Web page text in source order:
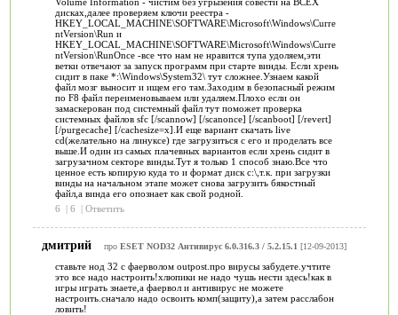
дисках,далее проверяем ключи реестра -
HKEY_LOCAL_MACHINE\SOFTWARE\Microsoft\Windows\Curre
ntVersion\Run и
HKEY_LOCAL_MACHINE\SOFTWARE\Microsoft\Windows\Curre
ntVersion\RunOnce -все что нам не нравится тупа удоляем,эти
ветки отвечают за запуск программ при старте винды. Если хрень
сидит в паке *:\Windows\System32\ тут сложнее.Узнаем какой
файл мозг выносит и ищем его там.Заходим в безопасный режим
по F8 файл переименовываем или удаляем.Плохо если он
замаскерован под системный файл тут поможет проверка
системных файлов sfc [/scannow] [/scanonce] [/scanboot] [/revert]
[/purgecache] [/cachesize=x].И еще вариант скачать live
cd(желательно на линуксе) где загрузиться с его и проделать все
выше.И один из самых плачевных вариантов если хрень сидит в
загрузачном секторе винды.Тут я только 1 способ знаю.Все что
ценное есть копирую куда то и формат диск c:\,т.к. при загрузки
винды на начальном этапе может снова загрузить бякостный
файл,а винда его опознает как свой родной.
6
| 6 | Ответить
дмитрий про ESET NOD32 Антивирус 6.0.316.3 / 5.2.15.1 [12-09-2013]
ставьте нод 32 с фаерволом outpost.про вирусы забудете.учтите
это все надо настроить!хлюпики не надо чушь нести здесь!как в
игры играть знаете,а фаервол и антивирус не можете
настроить.сначало надо освоить комп(защиту),а затем расслабон
ловить!